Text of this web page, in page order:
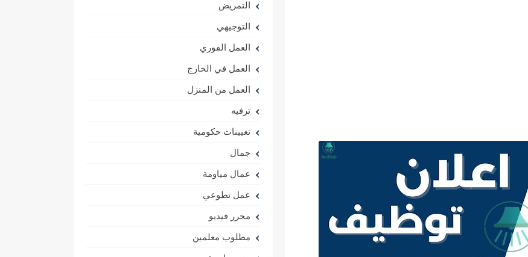
التمريض
التوجيهي
العمل الفوري
العمل في الخارج
العمل من المنزل
ترفيه
تعيينات حكومية
جمال
عمال مياومة
عمل تطوعي
محرر فيديو
مطلوب معلمين